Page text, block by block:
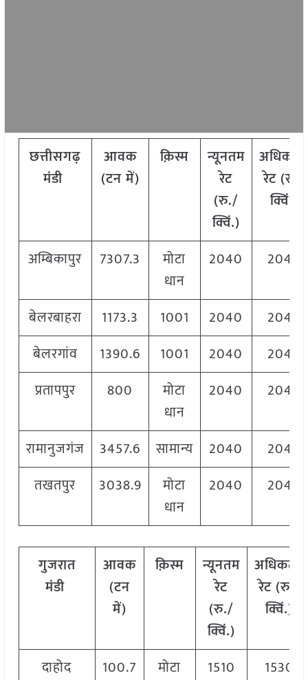
छत्तीसगढ़
मंडी
आवक
(टन में)
क़िस्म
न्यूनतम
रेट
(रु./
क्विं.)
रेट (रु./
क्विं.)
अम्बिकापुर 7307.3
मोटा
धान
2040 2040
बेलरबाहरा 1173.3 1001 2040
2040
बेलरगांव
1390.6 1001 2040
2040
प्रतापपुर
800
मोटा
धान
2040 2040
रामानुजगंज 3457.6 सामान्य 2040
2040
तखतपुर
3038.9
मोटा
धान
2040 2040
गुजरात
मंडी
आवक
(टन
में)
क़िस्म
न्यूनतम
रेट
(रु./
क्विं.)
अधिकतम
रेट (रु./
क्विं.)
दाहोद 100.7
मोटा
1510 1530